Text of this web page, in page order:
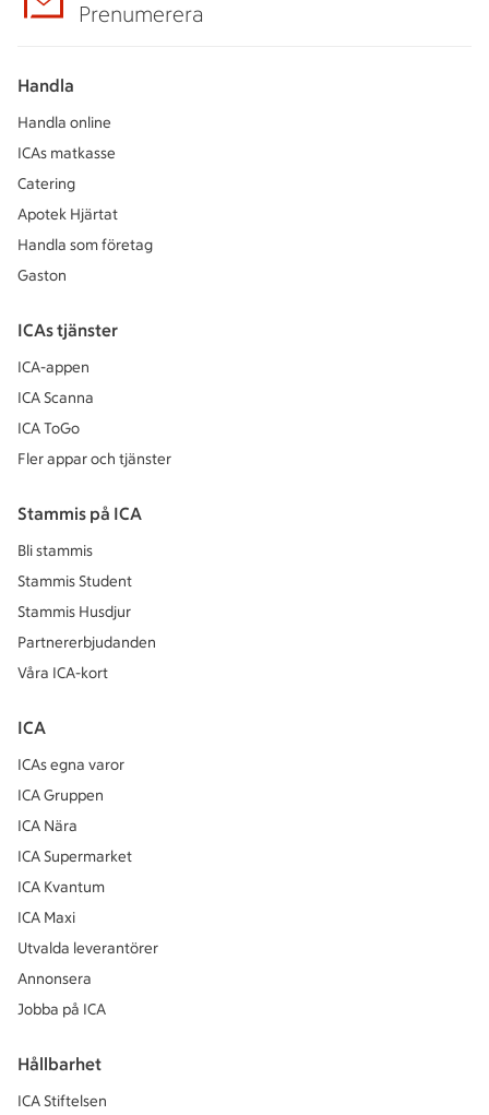
Prenumerera
Handla
Handla online
ICAs matkasse
Catering
Apotek Hjärtat
Handla som företag
Gaston
ICAs tjänster
ICA-appen
ICA Scanna
ICA ToGo
Fler appar och tjänster
Stammis på ICA
Bli stammis
Stammis Student
Stammis Husdjur
Partnererbjudanden
Våra ICA-kort
ICA
ICAs egna varor
ICA Gruppen
ICA Nära
ICA Supermarket
ICA Kvantum
ICA Maxi
Utvalda leverantörer
Annonsera
Jobba på ICA
Hållbarhet
ICA Stiftelsen